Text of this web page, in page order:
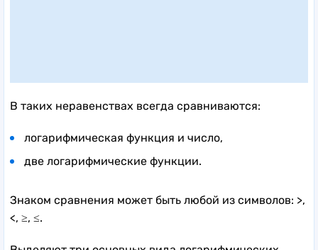
В таких неравенствах всегда сравниваются:
логарифмическая функция и число,
две логарифмические функции.
Знаком сравнения может быть любой из символов: >,
<, ≥, ≤.